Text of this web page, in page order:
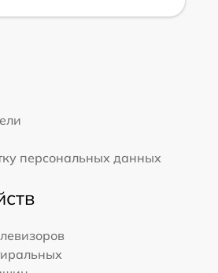
персональных данных